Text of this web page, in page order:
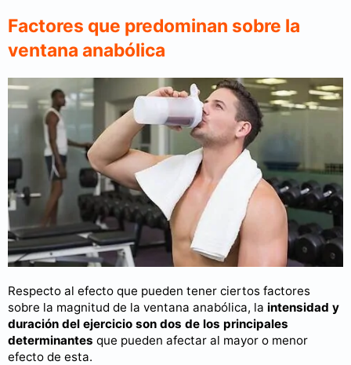
Factores que predominan sobre la
ventana anabólica
Respecto al efecto que pueden tener ciertos factores
sobre la magnitud de la ventana anabólica, la intensidad y
duración del ejercicio son dos de los principales
determinantes que pueden afectar al mayor o menor
efecto de esta.